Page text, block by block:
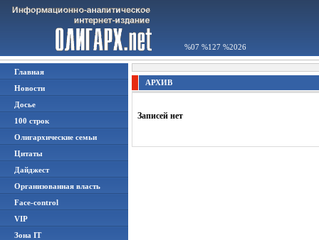
%07 %127 %2026
Главная
Новости
Досье
100 строк
Олигархические семьи
Цитаты
Дайджест
Организованная власть
Face-control
VIP
Зона IT
АРХИВ
Записей нет